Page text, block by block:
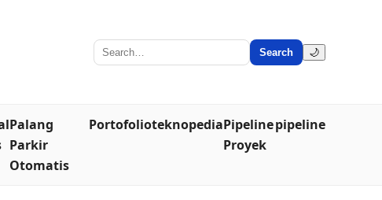
Search 🌙
Palang
Parkir
Otomatis
PortofolioteknopediaPipeline
Proyek
pipeline